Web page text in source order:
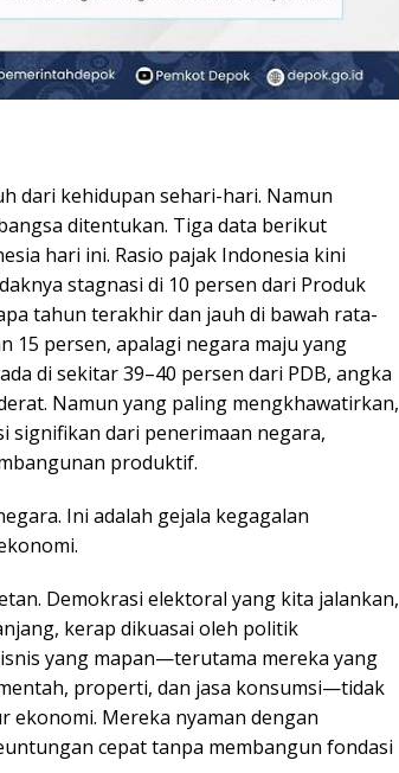
dari kehidupan sehari-hari. Namun
ditentukan. Tiga data berikut
hari ini. Rasio pajak Indonesia kini
stagnasi di 10 persen dari Produk
tahun terakhir dan jauh di bawah rata-
15 persen, apalagi negara maju yang
di sekitar 39–40 persen dari PDB, angka
Namun yang paling mengkhawatirkan,
signifikan dari penerimaan negara,
produktif.
Ini adalah gejala kegagalan
Demokrasi elektoral yang kita jalankan,
kerap dikuasai oleh politik
yang mapan—terutama mereka yang
properti, dan jasa konsumsi—tidak
Mereka nyaman dengan
cepat tanpa membangun fondasi